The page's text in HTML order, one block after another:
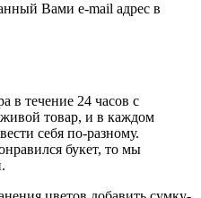
Вами e-mail адрес в
в течение 24 часов с
товар, и в каждом
себя по-разному.
букет, то мы